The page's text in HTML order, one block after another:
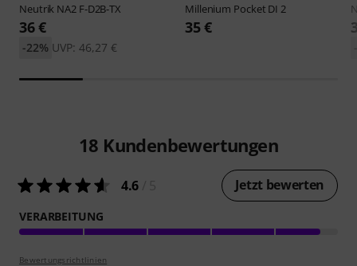
Neutrik NA2 F-D2B-TX
36 €
UVP: 46,27 €
-22%
Millenium Pocket DI 2
35 €
18 Kundenbewertungen
4.6 Jetzt bewerten
VERARBEITUNG
Bewertungsrichtlinien